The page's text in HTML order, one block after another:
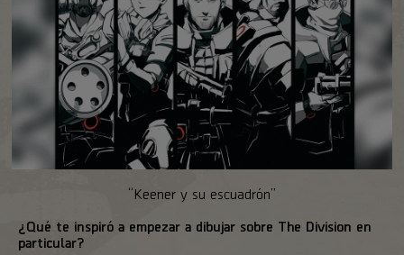
“Keener y su escuadrón”
¿Qué te inspiró a empezar a dibujar sobre The Division en
particular?